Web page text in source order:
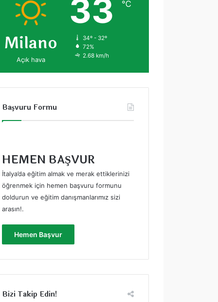
Milano
Açık hava
33 ℃
34º - 32º
72%
2.68 km/h
Başvuru Formu
HEMEN BAŞVUR
İtalya’da eğitim almak ve merak ettiklerinizi
öğrenmek için hemen başvuru formunu
doldurun ve eğitim danışmanlarımız sizi
arasın!.
Hemen Başvur
Bizi Takip Edin!